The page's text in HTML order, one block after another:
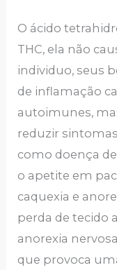
O ácido
THC, ela não
individuo, seus
de inflamação
autoimunes,
reduzir
como doença
o apetite em
caquexia e
perda de tecido
anorexia
que provoca